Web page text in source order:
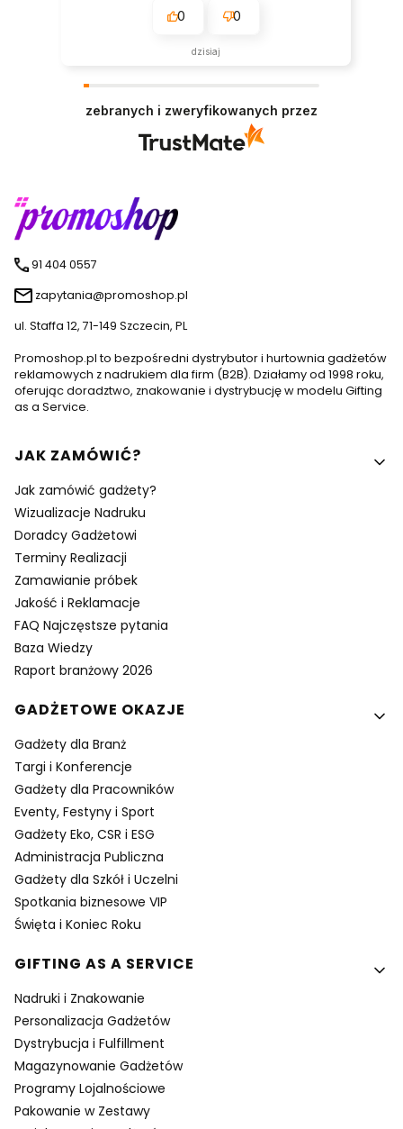
0 0
dzisiaj
zebranych i zweryfikowanych przez
91 404 0557
zapytania@promoshop.pl
ul. Staffa 12, 71-149 Szczecin, PL
Promoshop.pl to bezpośredni dystrybutor i hurtownia gadżetów
reklamowych z nadrukiem dla firm (B2B). Działamy od 1998 roku,
oferując doradztwo, znakowanie i dystrybucję w modelu Gifting
as a Service.
Linki w stopce
JAK ZAMÓWIĆ?
Jak zamówić gadżety?
Wizualizacje Nadruku
Doradcy Gadżetowi
Terminy Realizacji
Zamawianie próbek
Jakość i Reklamacje
FAQ Najczęstsze pytania
Baza Wiedzy
Raport branżowy 2026
GADŻETOWE OKAZJE
Gadżety dla Branż
Targi i Konferencje
Gadżety dla Pracowników
Eventy, Festyny i Sport
Gadżety Eko, CSR i ESG
Administracja Publiczna
Gadżety dla Szkół i Uczelni
Spotkania biznesowe VIP
Święta i Koniec Roku
GIFTING AS A SERVICE
Nadruki i Znakowanie
Personalizacja Gadżetów
Dystrybucja i Fulfillment
Magazynowanie Gadżetów
Programy Lojalnościowe
Pakowanie w Zestawy